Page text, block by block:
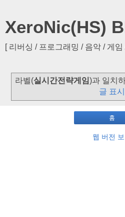
XeroNic(HS)
[ 리버싱 / 프로그래밍 / 음악 / 게임
라벨(실시간전략게임)과 일치
글 표시
홈
웹 버전